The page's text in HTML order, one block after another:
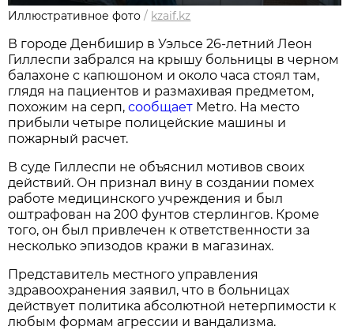
Иллюстративное фото / kzaif.kz
В городе Денбишир в Уэльсе 26-летний Леон
Гиллеспи забрался на крышу больницы в черном
балахоне с капюшоном и около часа стоял там,
глядя на пациентов и размахивая предметом,
похожим на серп,сообщает Metro. На место
прибыли четыре полицейские машины и
пожарный расчет.
В суде Гиллеспи не объяснил мотивов своих
действий. Он признал вину в создании помех
работе медицинского учреждения и был
оштрафован на 200 фунтов стерлингов. Кроме
того, он был привлечен к ответственности за
несколько эпизодов кражи в магазинах.
Представитель местного управления
здравоохранения заявил, что в больницах
действует политика абсолютной нетерпимости к
любым формам агрессии и вандализма.